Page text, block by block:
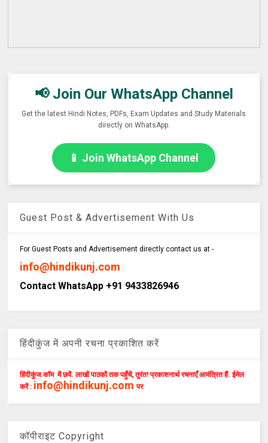
📢 Join Our WhatsApp Channel
Get the latest Hindi Notes, PDFs, Exam Updates and Study Materials
directly on WhatsApp.
📱 Join WhatsApp Channel
Guest Post & Advertisement With Us
For Guest Posts and Advertisement directly contact us at -
info@hindikunj.com
Contact WhatsApp +91 9433826946
हिंदीकुंज में अपनी रचना प्रकाशित करें
हिंदीकुंज.कॉम में छपें. लाखों पाठकों तक पहुँचें, तुरंत! प्रकाशनार्थ रचनाएँ आमंत्रित हैं. ईमेल
करें : info@hindikunj.com पर
कॉपीराइट Copyright